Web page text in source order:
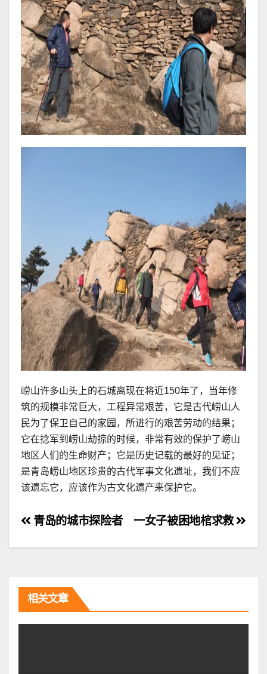
崂山许多山头上的石城离现在将近150年了，当年修
筑的规模非常巨大，工程异常艰苦，它是古代崂山人
民为了保卫自己的家园，所进行的艰苦劳动的结果；
它在捻军到崂山劫掠的时候，非常有效的保护了崂山
地区人们的生命财产；它是历史记载的最好的见证；
是青岛崂山地区珍贵的古代军事文化遗址，我们不应
该遗忘它，应该作为古文化遗产来保护它。
文
章
航
一女子被困地棺求救
青岛的城市探险者
相关文章